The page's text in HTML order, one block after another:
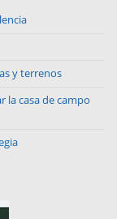
y terrenos
la casa de campo